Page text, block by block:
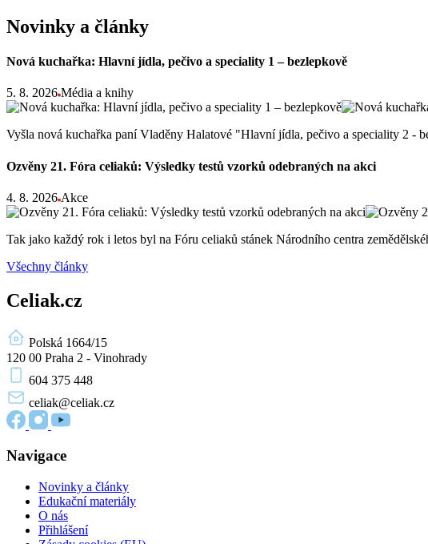
Novinky a články
Nová kuchařka: Hlavní jídla, pečivo a speciality 1 – bezlepkově
5. 8. 2026 Média a knihy
Vyšla nová kuchařka paní Vladěny Halatové "Hlavní jídla, pečivo a speciality 2 -
Ozvěny 21. Fóra celiaků: Výsledky testů vzorků odebraných na akci
4. 8. 2026 Akce
Tak jako každý rok i letos byl na Fóru celiaků stánek Národního centra
Všechny články
Celiak.cz
Polská 1664/15
120 00 Praha 2 - Vinohrady
604 375 448
celiak@celiak.cz
Navigace
Novinky a články
Edukační materiály
O nás
Přihlášení